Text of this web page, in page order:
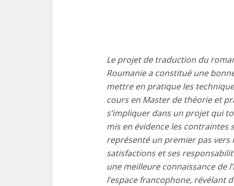
Le projet de traduction du
Roumanie a constitué une
mettre en pratique les
cours en Master de théorie et
s’impliquer dans un projet qui
mis en évidence les contraintes
représenté un premier pas
satisfactions et ses
une meilleure connaissance de
l’espace francophone, révélant